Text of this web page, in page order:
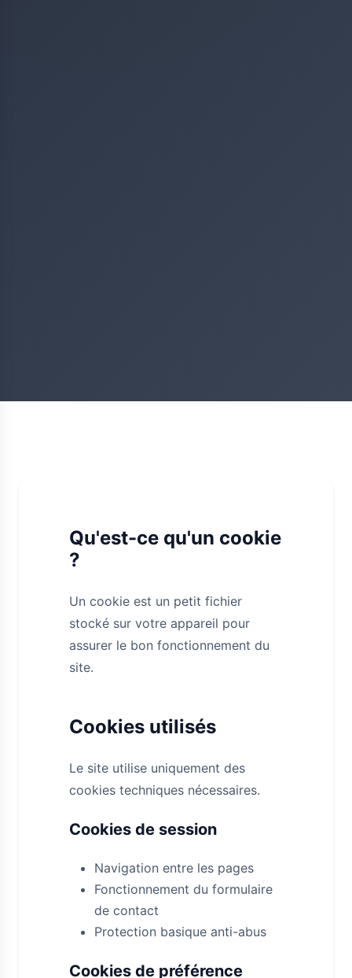
Qu'est-ce qu'un cookie
?
Un cookie est un petit fichier
stocké sur votre appareil pour
assurer le bon fonctionnement du
site.
Cookies utilisés
Le site utilise uniquement des
cookies techniques nécessaires.
Cookies de session
Navigation entre les pages
Fonctionnement du formulaire
de contact
Protection basique anti-abus
Cookies de préférence